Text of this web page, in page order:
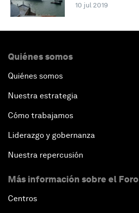
10 jul 2019
Quiénes somos
Quiénes somos
Nuestra estrategia
Cómo trabajamos
Liderazgo y gobernanza
Nuestra repercusión
Más información sobre el Foro
Centros